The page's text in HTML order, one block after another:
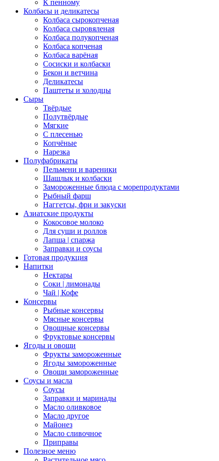
К пенному
Колбасы и деликатесы
Колбаса сырокопченая
Колбаса сыровяленая
Колбаса полукопченая
Колбаса копченая
Колбаса варёная
Сосиски и колбаски
Бекон и ветчина
Деликатесы
Паштеты и холодцы
Сыры
Твёрдые
Полутвёрдые
Мягкие
С плесенью
Копчёные
Нарезка
Полуфабрикаты
Пельмени и вареники
Шашлык и колбаски
Замороженные блюда с морепродуктами
Рыбный фарш
Наггетсы, фри и закуски
Азиатские продукты
Кокосовое молоко
Для суши и роллов
Лапша | спаржа
Заправки и соусы
Готовая продукция
Напитки
Нектары
Соки | лимонады
Чай | Кофе
Консервы
Рыбные консервы
Мясные консервы
Овощные консервы
Фруктовые консервы
Ягоды и овощи
Фрукты замороженные
Ягоды замороженные
Овощи замороженные
Соусы и масла
Соусы
Заправки и маринады
Масло оливковое
Масло другое
Майонез
Масло сливочное
Приправы
Полезное меню